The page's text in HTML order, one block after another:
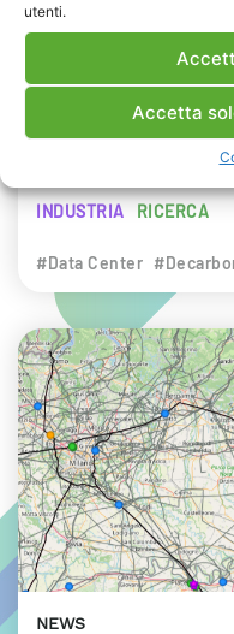
utenti.
Accetta
Presentazione
RSE è intervenuta
energetica
INDUSTRIA RICERCA
#Data Center
NEWS